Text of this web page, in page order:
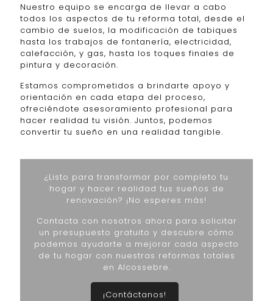
Nuestro equipo se encarga de llevar a cabo
todos los aspectos de tu reforma total, desde el
cambio de suelos, la modificación de tabiques
hasta los trabajos de fontanería, electricidad,
calefacción, y gas, hasta los toques finales de
pintura y decoración.
Estamos comprometidos a brindarte apoyo y
orientación en cada etapa del proceso,
ofreciéndote asesoramiento profesional para
hacer realidad tu visión. Juntos, podemos
convertir tu sueño en una realidad tangible.
¿Listo para transformar por completo tu
hogar y hacer realidad tus sueños de
renovación? ¡No esperes más!
Contacta con nosotros ahora para solicitar
un presupuesto gratuito y descubre cómo
podemos ayudarte a mejorar cada aspecto
de tu hogar con nuestras reformas totales
en Alcossebre.
¡Contáctanos!